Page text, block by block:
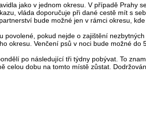
jako v jednom okresu. V případě Prahy
vláda doporučuje při dané cestě mít s
bude možné jen v rámci okresu, kde
pokud nejde o zajištění
okresu. Venčení psů v noci bude možné do
po následující tři týdny pobývat. To
celou dobu na tomto místě zůstat.